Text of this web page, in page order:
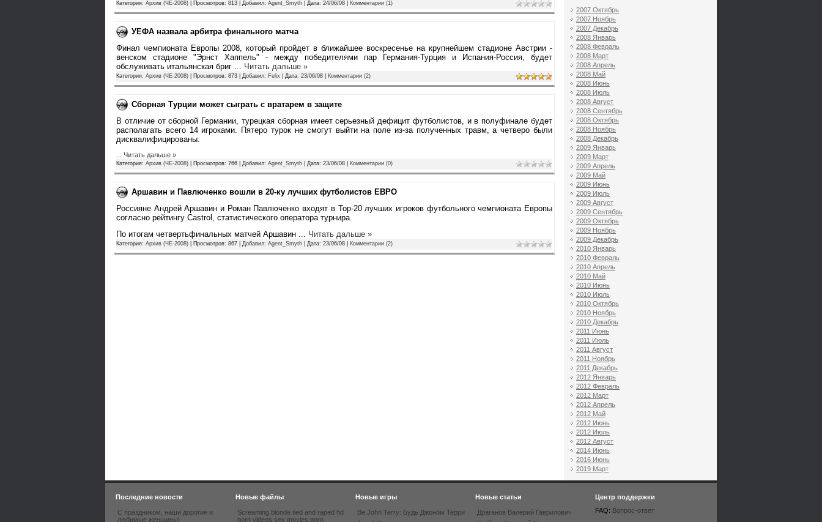
Категория: Архив (ЧЕ-2008) | Просмотров: 813 | Добавил: Agent_Smyth | Дата: 24/06/08 Комментарии (1)
УЕФА назвала арбитра финального матча
Финал чемпионата Европы 2008, который пройдет в ближайшее воскресенье на крупнейшем стадионе Австрии -
венском стадионе "Эрнст Хаппель" - между победителями пар Германия-Турция и Испания-Россия, будет
обслуживать итальянская бриг
Читать дальше »
Категория: Архив (ЧЕ-2008) | Просмотров: 873 | Добавил: Felix | Дата: 23/06/08 Комментарии (2)
Сборная Турции может сыграть с вратарем в защите
В отличие от сборной Германии, турецкая сборная имеет серьезный дефицит футболистов, и в полуфинале будет
располагать всего 14 игроками. Пятеро турок не смогут выйти на поле из-за полученных травм, а четверо были
дисквалифицированы.
Читать дальше »
Категория: Архив (ЧЕ-2008) | Просмотров: 766 | Добавил: Agent_Smyth | Дата: 23/06/08 Комментарии (0)
Аршавин и Павлюченко вошли в 20-ку лучших футболистов ЕВРО
Россияне Андрей Аршавин и Роман Павлюченко входят в Top-20 лучших игроков футбольного чемпионата Европы
согласно рейтингу Castrol, статистического оператора турнира.
По итогам четвертьфинальных матчей Аршавин
Читать дальше »
Категория: Архив (ЧЕ-2008) | Просмотров: 867 | Добавил: Agent_Smyth | Дата: 23/06/08 Комментарии (2)
2007 Октябрь
2007 Ноябрь
2007 Декабрь
2008 Январь
2008 Февраль
2008 Март
2008 Апрель
2008 Май
2008 Июнь
2008 Июль
2008 Август
2008 Сентябрь
2008 Октябрь
2008 Ноябрь
2008 Декабрь
2009 Январь
2009 Март
2009 Апрель
2009 Май
2009 Июнь
2009 Июль
2009 Август
2009 Сентябрь
2009 Октябрь
2009 Ноябрь
2009 Декабрь
2010 Январь
2010 Февраль
2010 Апрель
2010 Май
2010 Июнь
2010 Июль
2010 Октябрь
2010 Ноябрь
2010 Декабрь
2011 Июнь
2011 Июль
2011 Август
2011 Ноябрь
2011 Декабрь
2012 Январь
2012 Февраль
2012 Март
2012 Апрель
2012 Май
2012 Июнь
2012 Июль
2012 Август
2014 Июнь
2016 Июнь
2019 Март
Последние новости
С праздником, наши дорогие и
любимые женщины!
Новые файлы
Screaming blonde tied and raped hd
porn videos sex movies porn
Новые игры
Be John Terry: Будь Джоном Терри
Новые статьи
Драганов Валерий Гаврилович
Центр поддержки
FAQ: Вопрос-ответ